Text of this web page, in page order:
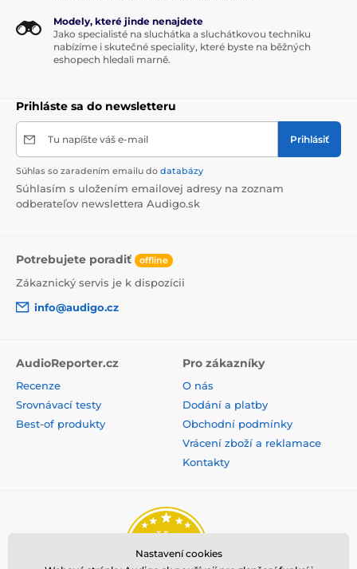
Modely, které jinde nenajdete
Jako specialisté na sluchátka a sluchátkovou techniku
nabízíme i skutečné speciality, které byste na běžných
eshopech hledali marně.
Prihláste sa do newsletteru
Tu napíšte váš e-mail Prihlásiť
Súhlas so zaradením emailu do databázy
Súhlasím s uložením emailovej adresy na zoznam
odberateľov newslettera Audigo.sk
Potrebujete poradiť offline
Zákaznický servis je k dispozícii
info@audigo.cz
AudioReporter.cz
Recenze
Srovnávací testy
Best-of produkty
Pro zákazníky
O nás
Dodání a platby
Obchodní podmínky
Vrácení zboží a reklamace
Kontakty
Nastavení cookies